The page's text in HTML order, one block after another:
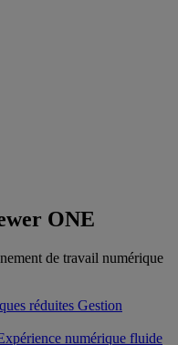
ONE
de travail numérique
réduites Gestion
numérique fluide